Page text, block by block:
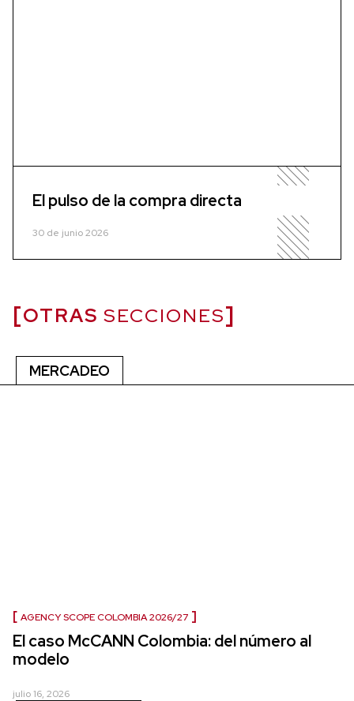
El pulso de la compra directa
30 de junio 2026
OTRAS SECCIONES
MERCADEO
AGENCY SCOPE COLOMBIA 2026/27
El caso McCANN Colombia: del número al
modelo
julio 16, 2026